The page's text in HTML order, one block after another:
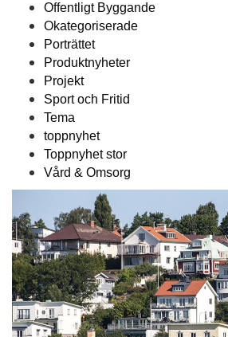
Offentligt Byggande
Okategoriserade
Porträttet
Produktnyheter
Projekt
Sport och Fritid
Tema
toppnyhet
Toppnyhet stor
Vård & Omsorg